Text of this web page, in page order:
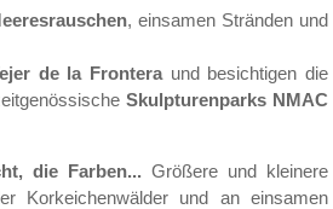
, einsamen Stränden und
de la Frontera und besichtigen die
Skulpturenparks NMAC
die Farben... Größere und kleinere
Korkeichenwälder und an einsamen